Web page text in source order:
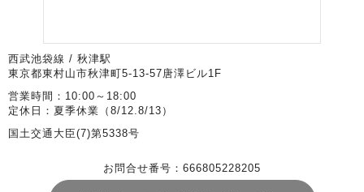
西武池袋線 / 秋津駅
東京都東村山市秋津町5-13-57唐澤ビル1F
営業時間：10:00～18:00
定休日：夏季休業（8/12.8/13）
国土交通大臣(7)第5338号
お問合せ番号：666805228205